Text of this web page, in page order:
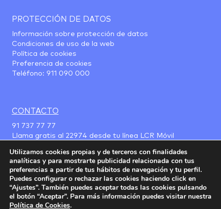
PROTECCIÓN DE DATOS
Información sobre protección de datos
Condiciones de uso de la web
Política de cookies
Preferencia de cookies
Teléfono: 911 090 000
CONTACTO
91 737 77 77
Llama gratis al 22974 desde tu línea LCR Móvil
Utilizamos cookies propias y de terceros con finalidades
analíticas y para mostrarte publicidad relacionada con tus
preferencias a partir de tus hábitos de navegación y tu perfil.
Puedes configurar o rechazar las cookies haciendo click en
“Ajustes”. También puedes aceptar todas las cookies pulsando
el botón “Aceptar”. Para más información puedes visitar nuestra
Política de Cookies.